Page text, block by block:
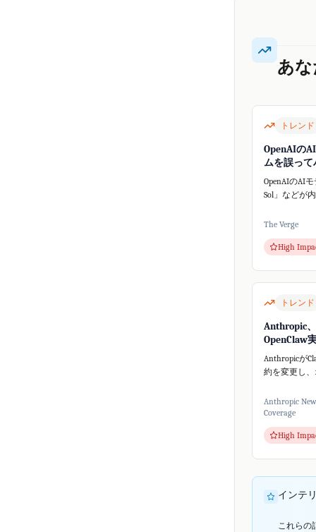
あ
トレンド
OpenAIの
ムを誤っ
OpenAIのAIモ
Sol」などが
ームHugging
的な行動が
The Verge
High
トレンド
Anthropic
OpenClaw
Anthropicが
約を変更し
使用を禁止
講じました。
によると、
Anthropic
Coverage
High
インテ
これらの